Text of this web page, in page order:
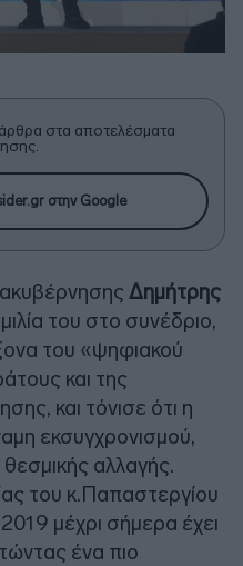
στα αποτελέσματα
στην Google
Δημήτρης
του στο συνέδριο,
του «ψηφιακού
και της
και τόνισε ότι η
εκσυγχρονισμού,
αλλαγής.
του κ.Παπαστεργίου
μέχρι σήμερα έχει
ένα πιο